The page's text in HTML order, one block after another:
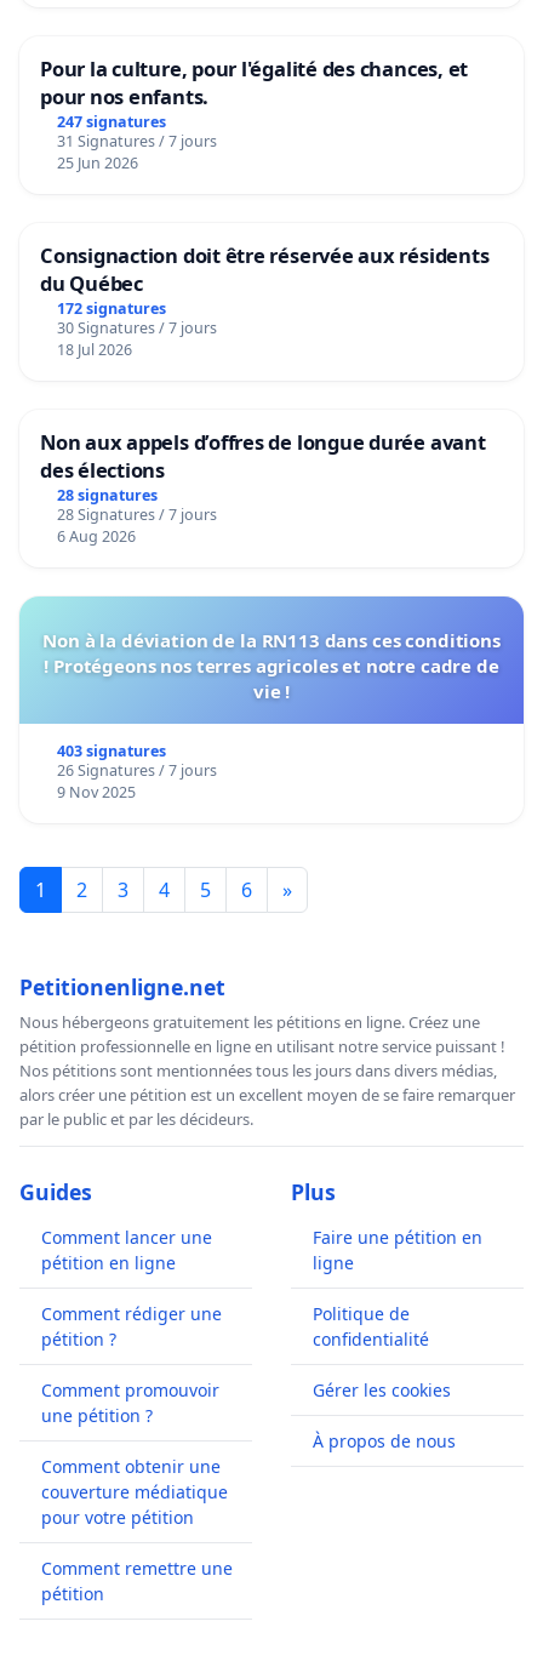
Pour la culture, pour l'égalité des chances, et
pour nos enfants.
247 signatures
31 Signatures / 7 jours
25 Jun 2026
Consignaction doit être réservée aux résidents
du Québec
172 signatures
30 Signatures / 7 jours
18 Jul 2026
Non aux appels d’offres de longue durée avant
des élections
28 signatures
28 Signatures / 7 jours
6 Aug 2026
Non à la déviation de la RN113 dans ces conditions
! Protégeons nos terres agricoles et notre cadre de
vie !
403 signatures
26 Signatures / 7 jours
9 Nov 2025
1 2 3 4 5 6 »
Petitionenligne.net
Nous hébergeons gratuitement les pétitions en ligne. Créez une
pétition professionnelle en ligne en utilisant notre service puissant !
Nos pétitions sont mentionnées tous les jours dans divers médias,
alors créer une pétition est un excellent moyen de se faire remarquer
par le public et par les décideurs.
Guides
Comment lancer une
pétition en ligne
Comment rédiger une
pétition ?
Comment promouvoir
une pétition ?
Comment obtenir une
couverture médiatique
pour votre pétition
Comment remettre une
pétition
Plus
Faire une pétition en
ligne
Politique de
confidentialité
Gérer les cookies
À propos de nous